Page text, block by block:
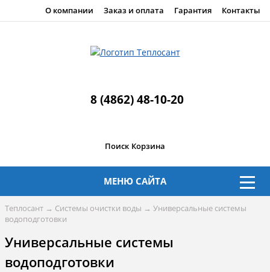
О компании Заказ и оплата Гарантия Контакты
8 (4862) 48-10-20
Поиск Корзина
МЕНЮ САЙТА
Теплосант → Системы очистки воды → Универсальные системы
водоподготовки
Универсальные системы
водоподготовки